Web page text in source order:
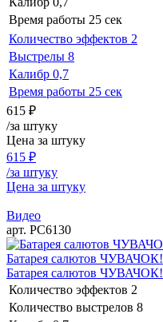
Время работы 25 сек
Количество эффектов 2
Выстрелы 8
Калибр 0,7
Время работы 25 сек
615 ₽
/за штуку
Цена за штуку
615 ₽
/за штуку
Цена за штуку
Видео
арт. РС6130
Батарея салютов ЧУВАЧОК!
Батарея салютов ЧУВАЧОК!
Количество эффектов 2
Количество выстрелов 8